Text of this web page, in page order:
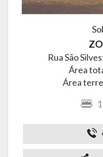
Rua São
Área
Área
1